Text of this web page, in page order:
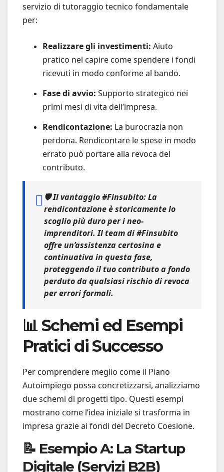
servizio di tutoraggio tecnico fondamentale
per:
Realizzare gli investimenti: Aiuto
pratico nel capire come spendere i fondi
ricevuti in modo conforme al bando.
Fase di avvio: Supporto strategico nei
primi mesi di vita dell’impresa.
Rendicontazione: La burocrazia non
perdona. Rendicontare le spese in modo
errato può portare alla revoca del
contributo.
🛡️Il vantaggio #Finsubito:La
rendicontazione è storicamente lo
scoglio più duro per i neo-
imprenditori. Il team di#Finsubito
offre un’assistenza certosina e
continuativa in questa fase,
proteggendo il tuo contributo a fondo
perduto da qualsiasi rischio di revoca
per errori formali.
📊 Schemi ed Esempi
Pratici di Successo
Per comprendere meglio come il Piano
Autoimpiego possa concretizzarsi, analizziamo
due schemi di progetti tipo. Questi esempi
mostrano come l’idea iniziale si trasforma in
impresa grazie ai fondi del Decreto Coesione.
📝 Esempio A: La Startup
Digitale (Servizi B2B)